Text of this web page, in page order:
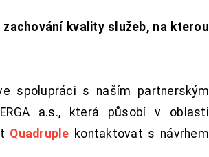
kvality služeb, na kterou
spolupráci s naším partnerským
a.s., která působí v oblasti
Quadruple kontaktovat s návrhem